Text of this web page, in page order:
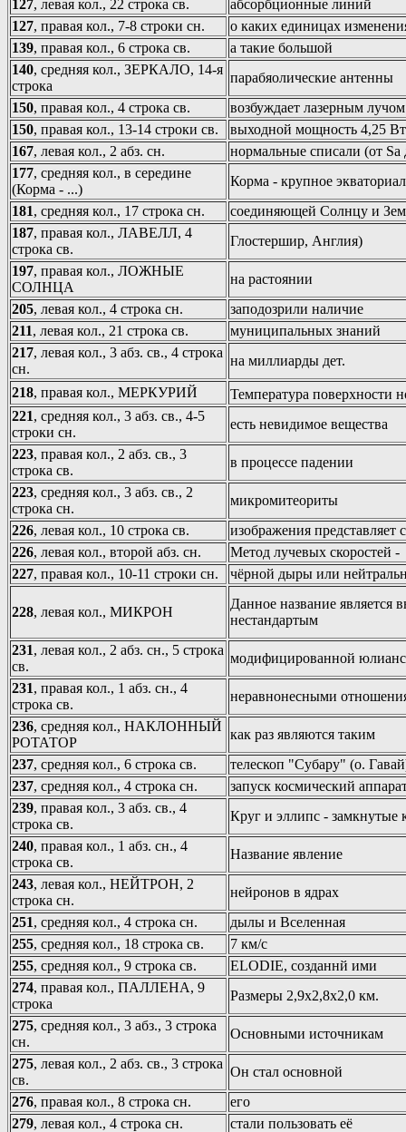
127, левая кол., 22 строка св.
абсорбционные линий
127, правая кол., 7-8 строки сн.
о каких единицах
139, правая кол., 6 строка св.
а такие большой
140, средняя кол., ЗЕРКАЛО, 14-я
строка
парабяолические антенны
150, правая кол., 4 строка св.
возбуждает лазерным лучом
150, правая кол., 13-14 строки св.
выходной мощность 4,25 Вт
167, левая кол., 2 абз. сн.
нормальные списали (от Sa
177, средняя кол., в середине
(Корма - ...)
Корма - крупное
181, средняя кол., 17 строка сн.
соединяющей Солнцу и
187, правая кол., ЛАВЕЛЛ, 4
строка св.
Глостершир, Англия)
197, правая кол., ЛОЖНЫЕ
СОЛНЦА
на растоянии
205, левая кол., 4 строка сн.
заподозрили наличие
211, левая кол., 21 строка св.
муниципальных знаний
217, левая кол., 3 абз. св., 4 строка
сн.
на миллиарды дет.
218, правая кол., МЕРКУРИЙ
Температура поверхности
221, средняя кол., 3 абз. св., 4-5
строки сн.
есть невидимое вещества
223, правая кол., 2 абз. св., 3
строка св.
в процессе падении
223, средняя кол., 3 абз. св., 2
строка сн.
микромитеориты
226, левая кол., 10 строка св.
изображения представляет
226, левая кол., второй абз. сн.
Метод лучевых скоростей -
227, правая кол., 10-11 строки сн. чёрной дыры или
228, левая кол., МИКРОН
Данное название является
нестандартым
231, левая кол., 2 абз. сн., 5 строка
св.
модифицированной
231, правая кол., 1 абз. сн., 4
строка св.
неравнонесными
236, средняя кол., НАКЛОННЫЙ
РОТАТОР
как раз являются таким
237, средняя кол., 6 строка св.
телескоп "Субару" (о.
237, средняя кол., 4 строка сн.
запуск космический
239, правая кол., 3 абз. св., 4
строка св.
Круг и эллипс - замкнутые
240, правая кол., 1 абз. сн., 4
строка св.
Название явление
243, левая кол., НЕЙТРОН, 2
строка сн.
нейронов в ядрах
251, средняя кол., 4 строка сн.
дылы и Вселенная
255, средняя кол., 18 строка св.
7 км/с
255, средняя кол., 9 строка св.
ELODIE, созданнй ими
274, правая кол., ПАЛЛЕНА, 9
строка
Размеры 2,9х2,8х2,0 км.
275, средняя кол., 3 абз., 3 строка
сн.
Основными источникам
275, левая кол., 2 абз. св., 3 строка
св.
Он стал основной
276, правая кол., 8 строка сн.
его
279, левая кол., 4 строка сн.
стали пользовать её